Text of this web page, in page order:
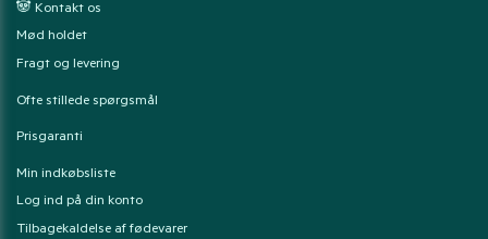
🐼 Kontakt os
Mød holdet
Fragt og levering
Ofte stillede spørgsmål
Prisgaranti
Min indkøbsliste
Log ind på din konto
Tilbagekaldelse af fødevarer